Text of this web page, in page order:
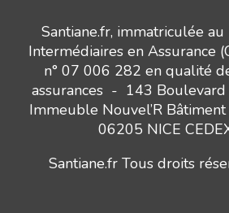
Santiane.fr, immatriculée
Intermédiaires en Assurance
n° 07 006 282 en qualité
assurances - 143 Boulevard
Immeuble Nouvel’R
06205 NICE
Santiane.fr Tous droits